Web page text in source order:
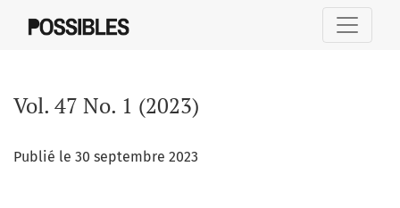
Vol. 47 No. 1 (2023)
Publié le 30 septembre 2023